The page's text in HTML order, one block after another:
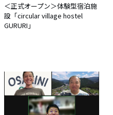
＜正式オープン＞体験型宿泊施
設「circular village hostel
GURURI」